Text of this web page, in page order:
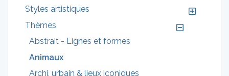
Styles artistiques
Thèmes
Abstrait - Lignes et formes
Animaux
Archi, urbain & lieux iconiques